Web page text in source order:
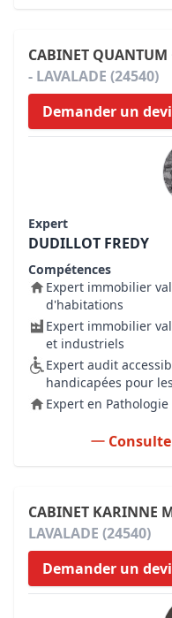
CABINET QUANTUM
- LAVALADE (24540)
Demander un
Expert
DUDILLOT FREDY
Compétences
Expert immobilier
d'habitations
Expert immobilier
et industriels
Expert audit
handicapées pour
Expert en
CABINET KARINNE
LAVALADE (24540)
Demander un